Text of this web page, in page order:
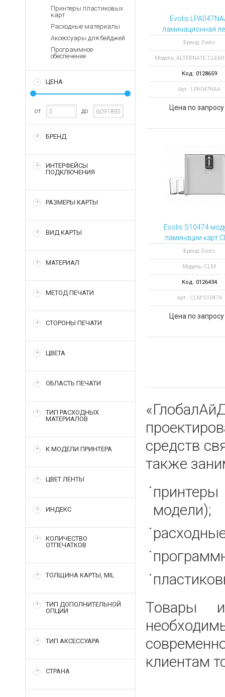
Терминалы
Архивные
товары
Зарядные устройства
Архивные товары
Принтеры пластиковых
карт
Расходные материалы
Аксессуары для бейджей
Программное
обеспечение
ЦЕНА
от до
БРЕНД
ИНТЕРФЕЙСЫ
ПОДКЛЮЧЕНИЯ
РАЗМЕРЫ КАРТЫ
ВИД КАРТЫ
МАТЕРИАЛ
МЕТОД ПЕЧАТИ
СТОРОНЫ ПЕЧАТИ
ЦВЕТА
ОБЛАСТЬ ПЕЧАТИ
ТИП РАСХОДНЫХ
МАТЕРИАЛОВ
К МОДЕЛИ ПРИНТЕРА
ЦВЕТ ЛЕНТЫ
ИНДЕКС
КОЛИЧЕСТВО
ОТПЕЧАТКОВ
ТОЛЩИНА КАРТЫ, MIL
ТИП ДОПОЛНИТЕЛЬНОЙ
ОПЦИИ
ТИП АКСЕССУАРА
СТРАНА
Evolis
ламинационная
ALTERNATE
PATCH 1.0 MIL
отпечатков
Бренд: Evolis
Модель: ALTERNATE
Код: 0128659
Арт.: LPA047NAA
Цена по запросу
Evolis S10474
ламинации карт
для принтера
Бренд: Evolis
Модель: CLM
Код: 0126434
Арт.: CLM S10474
Цена по запросу
средств
также
модели);
Товары
клиентам